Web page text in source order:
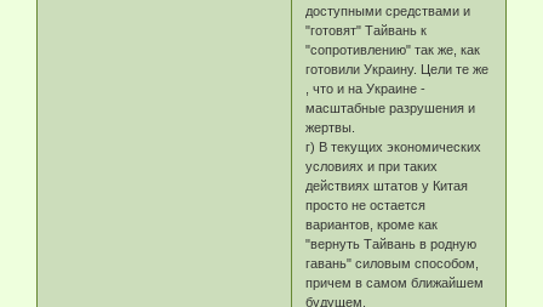
доступными средствами и
"готовят" Тайвань к
"сопротивлению" так же, как
готовили Украину. Цели те же
, что и на Украине -
масштабные разрушения и
жертвы.
г) В текущих экономических
условиях и при таких
действиях штатов у Китая
просто не остается
вариантов, кроме как
"вернуть Тайвань в родную
гавань" силовым способом,
причем в самом ближайшем
будущем.